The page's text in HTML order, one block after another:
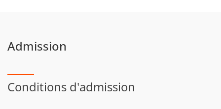
Admission
Conditions d'admission